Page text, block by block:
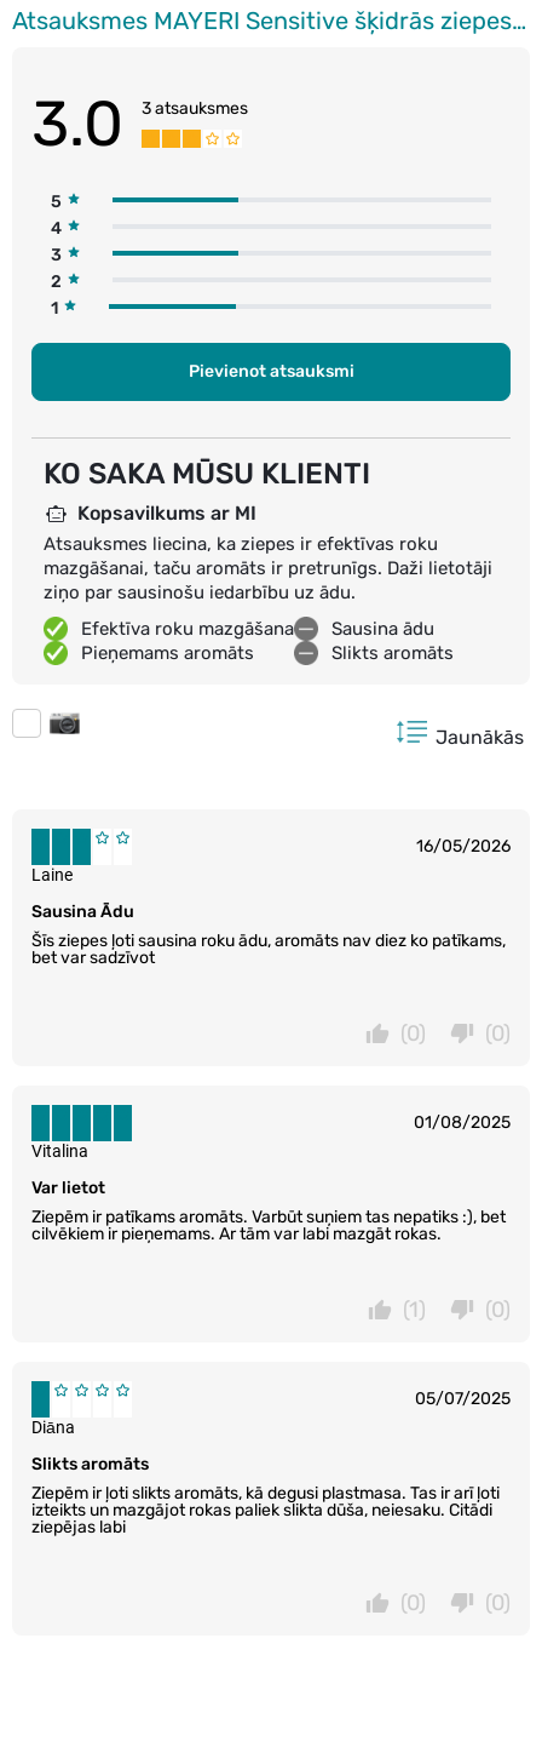
Atsauksmes MAYERI Sensitive šķidrās ziepes, uzpilde, 1.5l
3.0 3 atsauksmes
5
4
3
2
1
Pievienot atsauksmi
KO SAKA MŪSU KLIENTI
Kopsavilkums ar MI
Atsauksmes liecina, ka ziepes ir efektīvas roku
mazgāšanai, taču aromāts ir pretrunīgs. Daži lietotāji
ziņo par sausinošu iedarbību uz ādu.
Efektīva roku mazgāšana
Pieņemams aromāts
Sausina ādu
Slikts aromāts
Jaunākās
16/05/2026
Sausina Ādu
Šīs ziepes ļoti sausina roku ādu, aromāts nav diez ko patīkams,
bet var sadzīvot
Laine
(0)
(0)
01/08/2025
Var lietot
Ziepēm ir patīkams aromāts. Varbūt suņiem tas nepatiks :), bet
cilvēkiem ir pieņemams. Ar tām var labi mazgāt rokas.
Vitalina
(0)
(1)
05/07/2025
Slikts aromāts
Ziepēm ir ļoti slikts aromāts, kā degusi plastmasa. Tas ir arī ļoti
izteikts un mazgājot rokas paliek slikta dūša, neiesaku. Citādi
ziepējas labi
Diāna
(0)
(0)